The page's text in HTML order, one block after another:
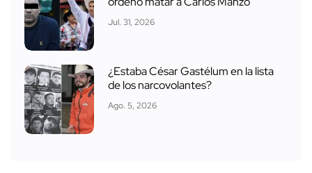
Jul. 31, 2026
¿Estaba César Gastélum en la lista
de los narcovolantes?
Ago. 5, 2026